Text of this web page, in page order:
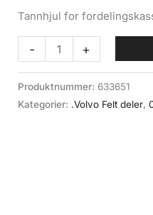
Tannhjul for
-
Tannhjul
(023-
051)
Volvo
+
Produktnummer:633651
Kategorier: .Volvo Felt deler,